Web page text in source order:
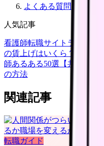
よくある質問
人気記事
看護師転職サイトランキン
の賃上げはいくら？2026年
師あるある50選【共感必至】
の方法
関連記事
転職ガイド